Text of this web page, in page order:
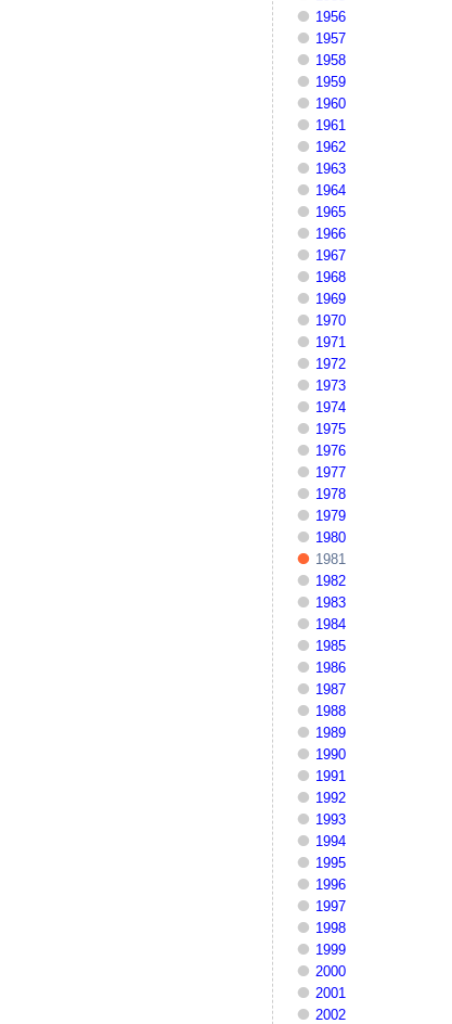
1956
1957
1958
1959
1960
1961
1962
1963
1964
1965
1966
1967
1968
1969
1970
1971
1972
1973
1974
1975
1976
1977
1978
1979
1980
1981
1982
1983
1984
1985
1986
1987
1988
1989
1990
1991
1992
1993
1994
1995
1996
1997
1998
1999
2000
2001
2002